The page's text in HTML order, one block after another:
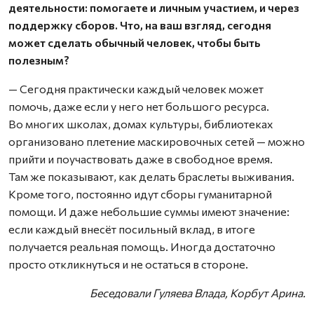
деятельности: помогаете и личным участием, и через
поддержку сборов. Что, на ваш взгляд, сегодня
может сделать обычный человек, чтобы быть
полезным?
— Сегодня практически каждый человек может
помочь, даже если у него нет большого ресурса.
Во многих школах, домах культуры, библиотеках
организовано плетение маскировочных сетей — можно
прийти и поучаствовать даже в свободное время.
Там же показывают, как делать браслеты выживания.
Кроме того, постоянно идут сборы гуманитарной
помощи. И даже небольшие суммы имеют значение:
если каждый внесёт посильный вклад, в итоге
получается реальная помощь. Иногда достаточно
просто откликнуться и не остаться в стороне.
Беседовали Гуляева Влада, Корбут Арина.